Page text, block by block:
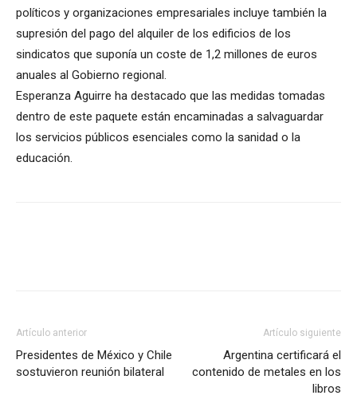
políticos y organizaciones empresariales incluye también la
supresión del pago del alquiler de los edificios de los
sindicatos que suponía un coste de 1,2 millones de euros
anuales al Gobierno regional.
Esperanza Aguirre ha destacado que las medidas tomadas
dentro de este paquete están encaminadas a salvaguardar
los servicios públicos esenciales como la sanidad o la
educación.
Artículo anterior
Presidentes de México y Chile
sostuvieron reunión bilateral
Artículo siguiente
Argentina certificará el
contenido de metales en los
libros